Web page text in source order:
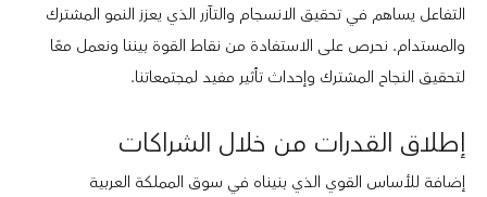
التفاعل يساهم في تحقيق الانسجام والتآزر الذي يعزز النمو المشترك
والمستدام. نحرص على الاستفادة من نقاط القوة بيننا ونعمل معًا
لتحقيق النجاح المشترك وإحداث تأثير مفيد لمجتمعاتنا.
إطلاق القدرات من خلال الشراكات
إضافة للأساس القوي الذي بنيناه في سوق المملكة العربية